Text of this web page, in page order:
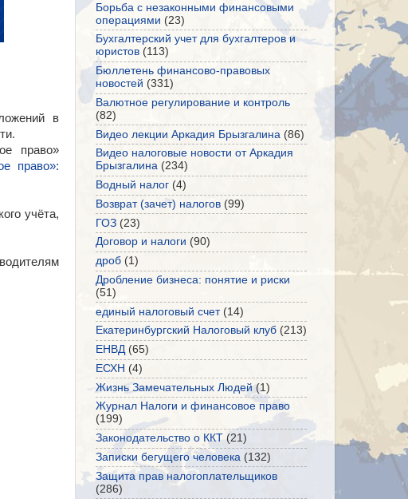
в
право»
право»:
учёта,
Борьба с незаконными финансовыми
операциями (23)
Бухгалтерский учет для бухгалтеров и
юристов (113)
Бюллетень финансово-правовых
новостей (331)
Валютное регулирование и контроль
(82)
Видео лекции Аркадия Брызгалина (86)
Видео налоговые новости от Аркадия
Брызгалина (234)
Водный налог (4)
Возврат (зачет) налогов (99)
ГОЗ (23)
Договор и налоги (90)
дроб (1)
Дробление бизнеса: понятие и риски
(51)
единый налоговый счет (14)
Екатеринбургский Налоговый клуб (213)
ЕНВД (65)
ЕСХН (4)
Жизнь Замечательных Людей (1)
Журнал Налоги и финансовое право
(199)
Законодательство о ККТ (21)
Записки бегущего человека (132)
Защита прав налогоплательщиков
(286)